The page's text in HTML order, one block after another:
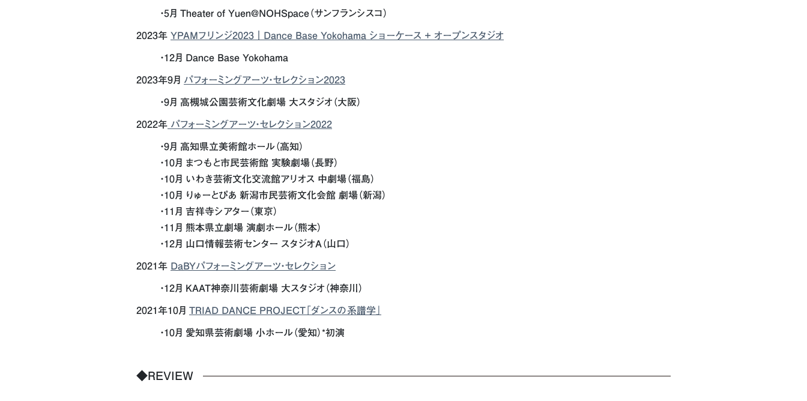
・5月 Theater of Yuen@NOHSpace（サンフランシスコ）
2023年 YPAMフリンジ2023｜Dance Base Yokohama ショーケース + オープンスタジオ
・12月 Dance Base Yokohama
2023年9月 パフォーミングアーツ・セレクション2023
・9月 高槻城公園芸術文化劇場 大スタジオ（大阪）
2022年 パフォーミングアーツ・セレクション2022
・9月 高知県立美術館ホール （高知）
・10月 まつもと市民芸術館 実験劇場（長野）
・10月 いわき芸術文化交流館アリオス 中劇場（福島）
・10月 りゅーとぴあ 新潟市民芸術文化会館 劇場（新潟）
・11月 吉祥寺シアター（東京）
・11月 熊本県立劇場 演劇ホール（熊本）
・12月 山口情報芸術センター スタジオA（山口）
2021年 DaBYパフォーミングアーツ・セレクション
・12月 KAAT神奈川芸術劇場 大スタジオ（神奈川）
2021年10月 TRIAD DANCE PROJECT「ダンスの系譜学」
・10月 愛知県芸術劇場 小ホール（愛知）*初演
◆REVIEW